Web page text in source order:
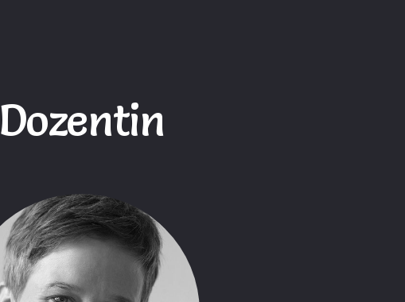
Dozentin